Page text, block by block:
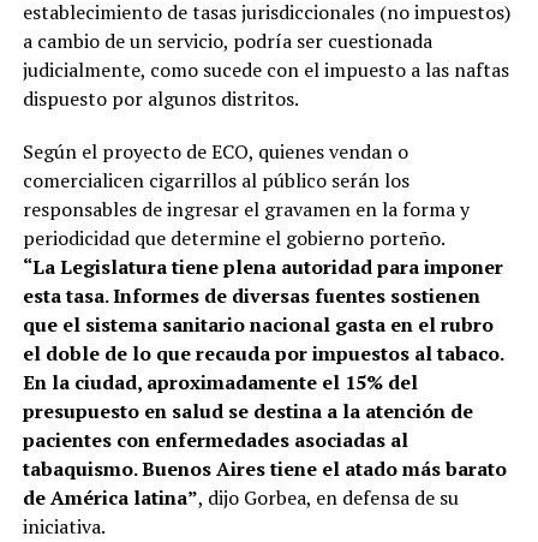
establecimiento de tasas jurisdiccionales (no impuestos)
a cambio de un servicio, podría ser cuestionada
judicialmente, como sucede con el impuesto a las naftas
dispuesto por algunos distritos.
Según el proyecto de ECO, quienes vendan o
comercialicen cigarrillos al público serán los
responsables de ingresar el gravamen en la forma y
periodicidad que determine el gobierno porteño.
“La Legislatura tiene plena autoridad para imponer
esta tasa. Informes de diversas fuentes sostienen
que el sistema sanitario nacional gasta en el rubro
el doble de lo que recauda por impuestos al tabaco.
En la ciudad, aproximadamente el 15% del
presupuesto en salud se destina a la atención de
pacientes con enfermedades asociadas al
tabaquismo. Buenos Aires tiene el atado más barato
de América latina”, dijo Gorbea, en defensa de su
iniciativa.